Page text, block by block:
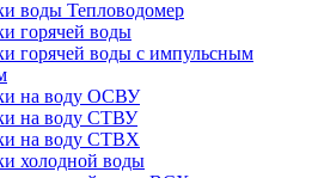
воды Тепловодомер
горячей воды
горячей воды с импульсным
на воду ОСВУ
на воду СТВУ
на воду СТВХ
холодной воды